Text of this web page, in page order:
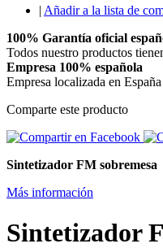
| Añadir a la lista de
100% Garantía oficial
Todos nuestro productos
Empresa 100% española
Empresa localizada en
Comparte este producto
Sintetizador FM sobremesa
Más información
Sintetizador